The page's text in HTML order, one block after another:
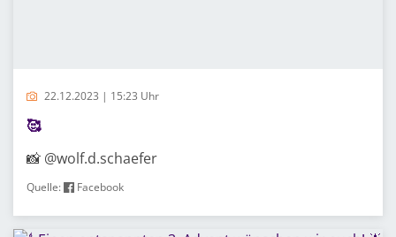
22.12.2023 | 15:23 Uhr
🥰
📸 @wolf.d.schaefer
Quelle: Facebook